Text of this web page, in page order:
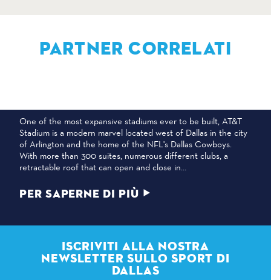
PARTNER CORRELATI
One of the most expansive stadiums ever to be built, AT&T
Stadium is a modern marvel located west of Dallas in the city
of Arlington and the home of the NFL's Dallas Cowboys.
With more than 300 suites, numerous different clubs, a
retractable roof that can open and close in…
PER SAPERNE DI PIÙ
ISCRIVITI ALLA NOSTRA
NEWSLETTER SULLO SPORT DI
DALLAS